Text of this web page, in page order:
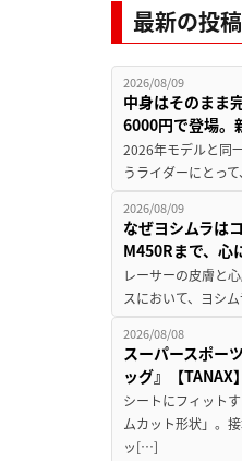
最新の投
2026/08/09
中身はそのまま
6000円で登場。
2026年モデルと同
うライダーにとっ
2026/08/09
なぜヨシムラは
M450Rまで、心
レーサーの皮膚と
スにおいて、ヨシ
2026/08/08
スーパースポー
ッグ』【TANAX】
シートにフィット
ムカット形状」。
ッ[…]